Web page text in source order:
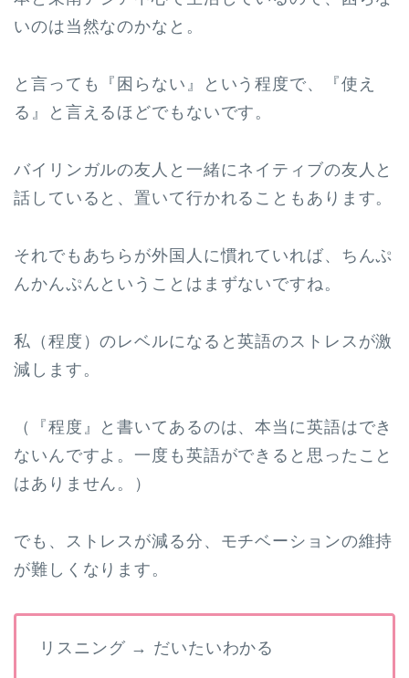
いのは当然なのかなと。
と言っても『困らない』という程度で、『使え
る』と言えるほどでもないです。
バイリンガルの友人と一緒にネイティブの友人と
話していると、置いて行かれることもあります。
それでもあちらが外国人に慣れていれば、ちんぷ
んかんぷんということはまずないですね。
私（程度）のレベルになると英語のストレスが激
減します。
（『程度』と書いてあるのは、本当に英語はでき
ないんですよ。一度も英語ができると思ったこと
はありません。）
でも、ストレスが減る分、モチベーションの維持
が難しくなります。
リスニング → だいたいわかる